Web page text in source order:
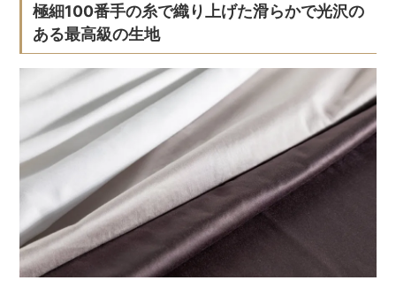
極細100番手の糸で織り上げた滑らかで光沢の
ある最高級の生地